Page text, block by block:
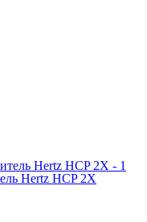
Hertz HCP 2X